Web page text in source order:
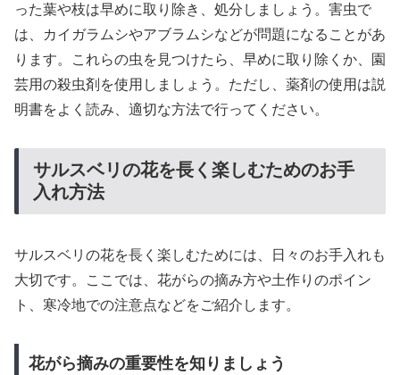
った葉や枝は早めに取り除き、処分しましょう。害虫で
は、カイガラムシやアブラムシなどが問題になることがあ
ります。これらの虫を見つけたら、早めに取り除くか、園
芸用の殺虫剤を使用しましょう。ただし、薬剤の使用は説
明書をよく読み、適切な方法で行ってください。
サルスベリの花を長く楽しむためのお手
入れ方法
サルスベリの花を長く楽しむためには、日々のお手入れも
大切です。ここでは、花がらの摘み方や土作りのポイン
ト、寒冷地での注意点などをご紹介します。
花がら摘みの重要性を知りましょう